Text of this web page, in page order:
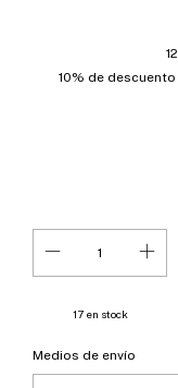
12
10% de descuento
17en stock
Entregas para el CP:
Medios de envío